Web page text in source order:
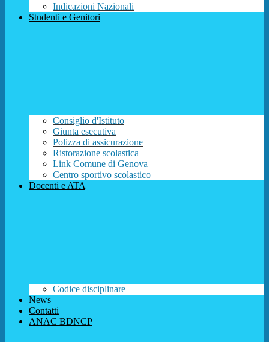
Indicazioni Nazionali
Studenti e Genitori
Consiglio d'Istituto
Giunta esecutiva
Polizza di assicurazione
Ristorazione scolastica
Link Comune di Genova
Centro sportivo scolastico
Docenti e ATA
Codice disciplinare
News
Contatti
ANAC BDNCP